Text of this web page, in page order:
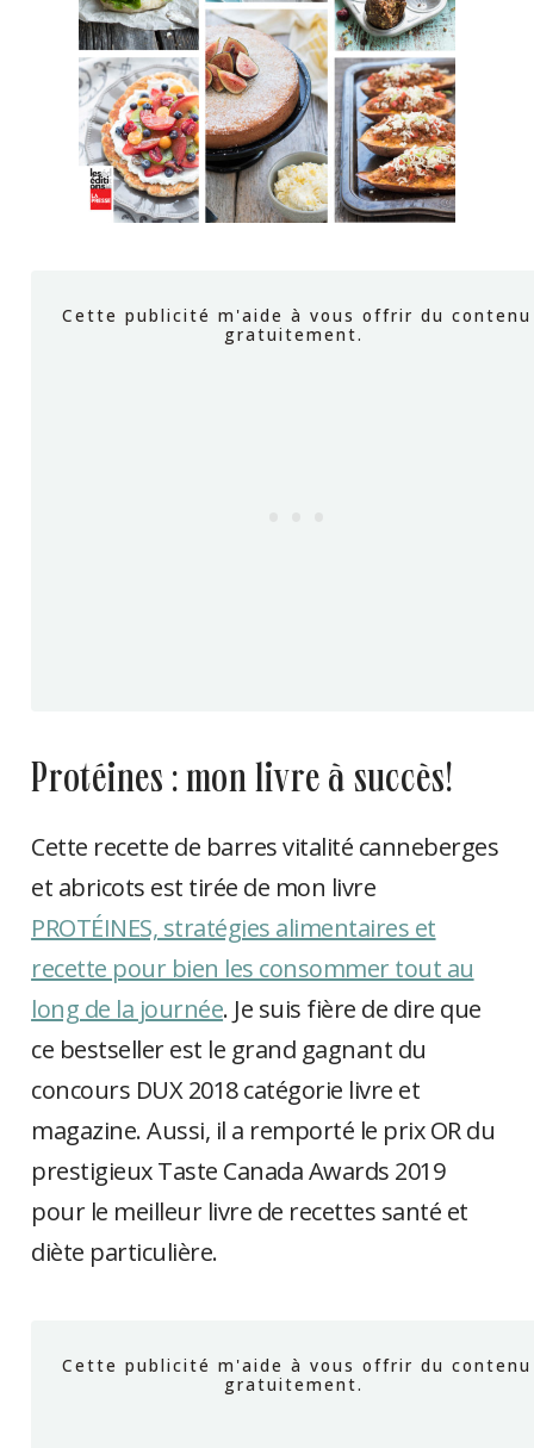
protéines : mon livre à succès!
Cette recette de barres vitalité canneberges
et abricots est tirée de mon livre
PROTÉINES, stratégies alimentaires et
recette pour bien les consommer tout au
long de la journée. Je suis fière de dire que
ce bestseller est le grand gagnant du
concours DUX 2018 catégorie livre et
magazine. Aussi, il a remporté le prix OR du
prestigieux Taste Canada Awards 2019
pour le meilleur livre de recettes santé et
diète particulière.